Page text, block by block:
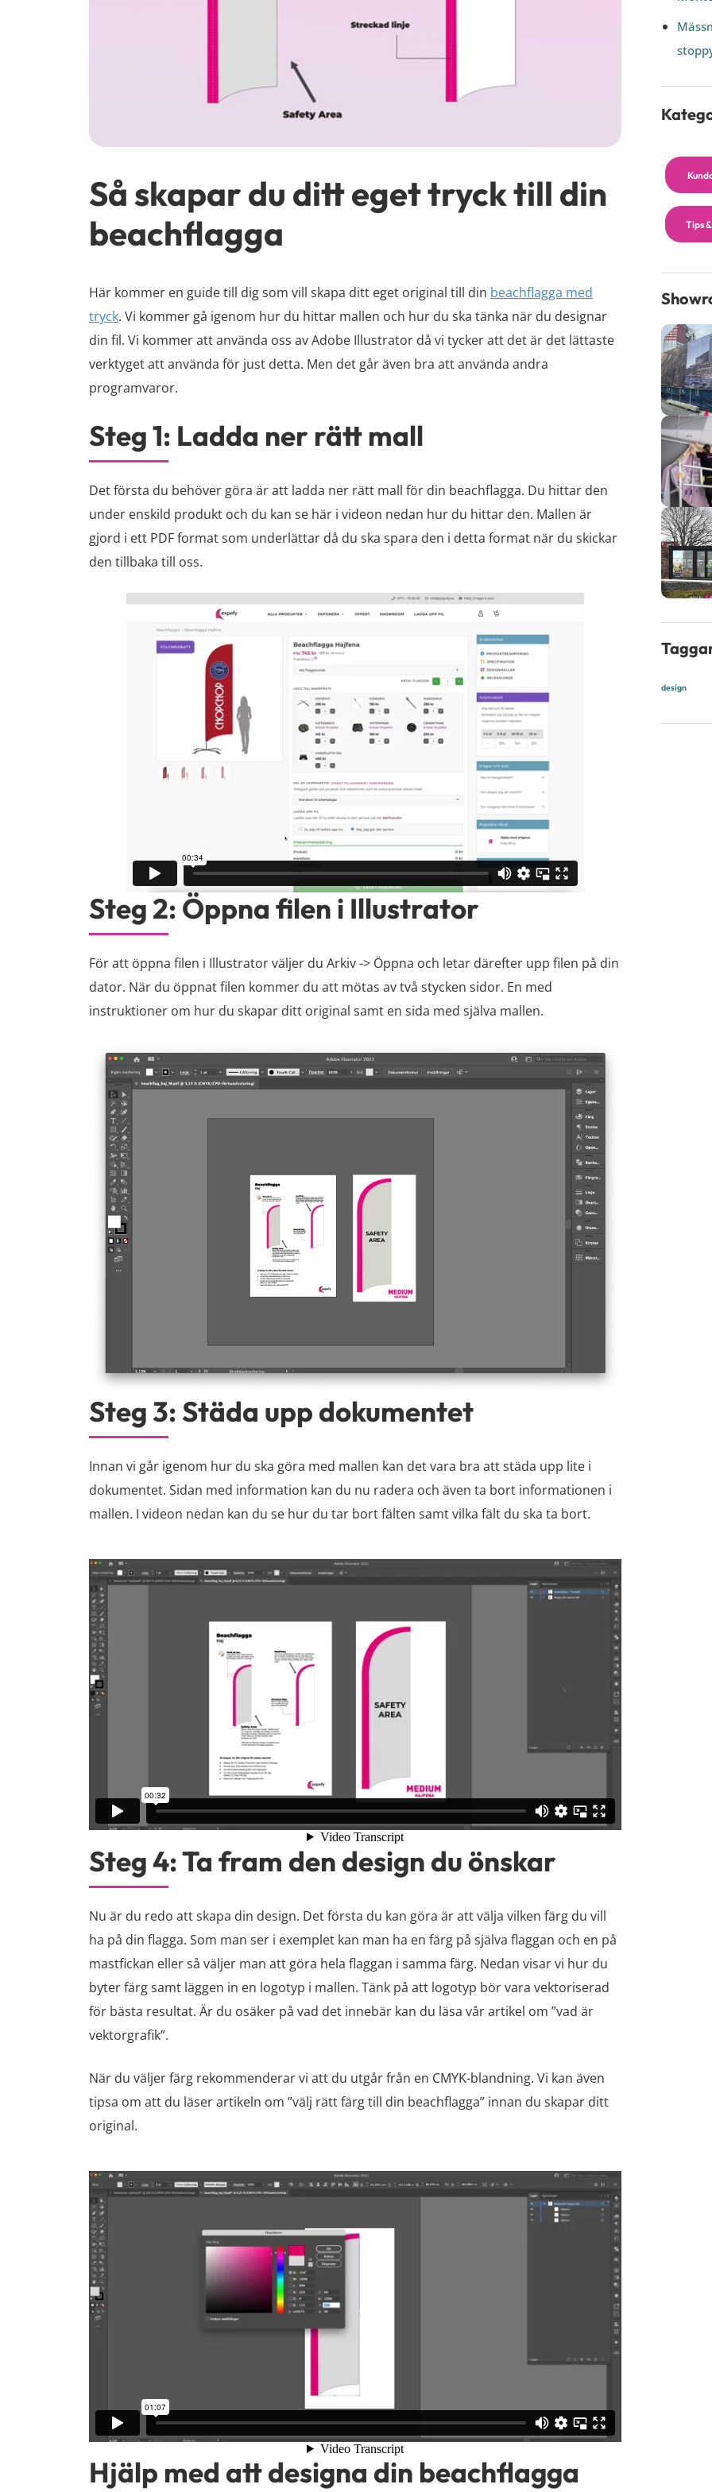
Så skapar du ditt eget tryck till din
beachflagga
Här kommer en guide till dig som vill skapa ditt eget original till din beachflagga med
tryck. Vi kommer gå igenom hur du hittar mallen och hur du ska tänka när du designar
din fil. Vi kommer att använda oss av Adobe Illustrator då vi tycker att det är det lättaste
verktyget att använda för just detta. Men det går även bra att använda andra
programvaror.
Steg 1: Ladda ner rätt mall
Det första du behöver göra är att ladda ner rätt mall för din beachflagga. Du hittar den
under enskild produkt och du kan se här i videon nedan hur du hittar den. Mallen är
gjord i ett PDF format som underlättar då du ska spara den i detta format när du skickar
den tillbaka till oss.
Steg 2: Öppna filen i Illustrator
För att öppna filen i Illustrator väljer du Arkiv -> Öppna och letar därefter upp filen på din
dator. När du öppnat filen kommer du att mötas av två stycken sidor. En med
instruktioner om hur du skapar ditt original samt en sida med själva mallen.
Steg 3: Städa upp dokumentet
Innan vi går igenom hur du ska göra med mallen kan det vara bra att städa upp lite i
dokumentet. Sidan med information kan du nu radera och även ta bort informationen i
mallen. I videon nedan kan du se hur du tar bort fälten samt vilka fält du ska ta bort.
Steg 4: Ta fram den design du önskar
Nu är du redo att skapa din design. Det första du kan göra är att välja vilken färg du vill
ha på din flagga. Som man ser i exemplet kan man ha en färg på själva flaggan och en på
mastfickan eller så väljer man att göra hela flaggan i samma färg. Nedan visar vi hur du
byter färg samt läggen in en logotyp i mallen. Tänk på att logotyp bör vara vektoriserad
för bästa resultat. Är du osäker på vad det innebär kan du läsa vår artikel om ”vad är
vektorgrafik”.
När du väljer färg rekommenderar vi att du utgår från en CMYK-blandning. Vi kan även
tipsa om att du läser artikeln om ”välj rätt färg till din beachflagga” innan du skapar ditt
original.
Hjälp med att designa din beachflagga
Tips
design